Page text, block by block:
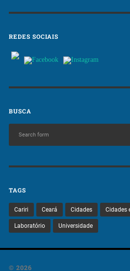
REDES SOCIAIS
BUSCA
TAGS
Cariri Ceará Cidades Cidades
Laboratório Universidade
© 2026